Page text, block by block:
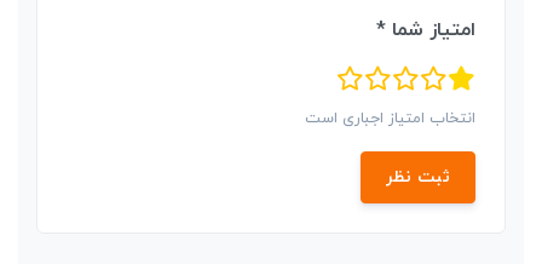
امتیاز شما *
انتخاب امتیاز اجباری است
ثبت نظر